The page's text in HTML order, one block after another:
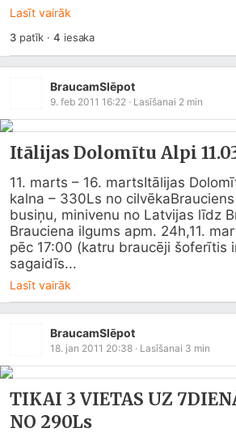
Lasīt vairāk
3patīk ·4 iesaka
BraucamSlēpot
9. feb 2011 16:22 · Lasīšanai 2 min
Itālijas Dolomītu Alpi
11. marts – 16. martsItālijas
kalna – 330Ls no
busiņu, minivenu no Latvijas līdz
Brauciena ilgums apm. 24h,11.
pēc 17:00 (katru braucēji šoferītis
sagaidīs...
Lasīt vairāk
BraucamSlēpot
18. jan 2011 20:38 · Lasīšanai 3 min
TIKAI 3 VIETAS UZ
NO 290Ls